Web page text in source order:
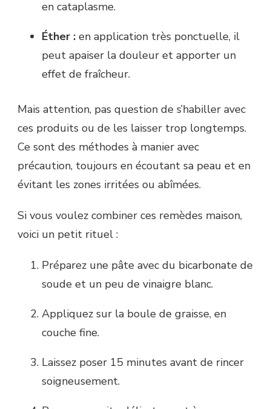
en cataplasme.
Éther : en application très ponctuelle, il
peut apaiser la douleur et apporter un
effet de fraîcheur.
Mais attention, pas question de s’habiller avec
ces produits ou de les laisser trop longtemps.
Ce sont des méthodes à manier avec
précaution, toujours en écoutant sa peau et en
évitant les zones irritées ou abîmées.
Si vous voulez combiner ces remèdes maison,
voici un petit rituel :
Préparez une pâte avec du bicarbonate de
soude et un peu de vinaigre blanc.
Appliquez sur la boule de graisse, en
couche fine.
Laissez poser 15 minutes avant de rincer
soigneusement.